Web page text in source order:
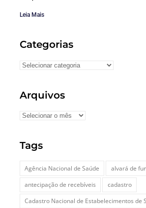
Leia Mais
Categorias
Arquivos
Tags
Agência Nacional de Saúde
alvará de
antecipação de recebíveis
cadastro
Cadastro Nacional de Estabelecimentos de